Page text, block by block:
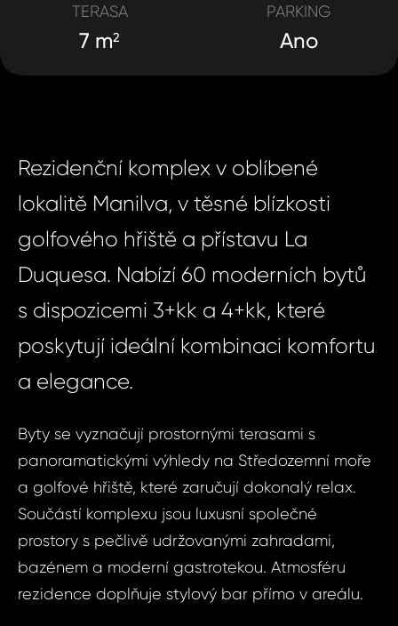
TERASA
7 m2
PARKING
Ano
Rezidenční komplex v oblíbené
lokalitě Manilva, v těsné blízkosti
golfového hřiště a přístavu La
Duquesa. Nabízí 60 moderních bytů
s dispozicemi 3+kk a 4+kk, které
poskytují ideální kombinaci komfortu
a elegance.
Byty se vyznačují prostornými terasami s
panoramatickými výhledy na Středozemní moře
a golfové hřiště, které zaručují dokonalý relax.
Součástí komplexu jsou luxusní společné
prostory s pečlivě udržovanými zahradami,
bazénem a moderní gastrotekou. Atmosféru
rezidence doplňuje stylový bar přímo v areálu.